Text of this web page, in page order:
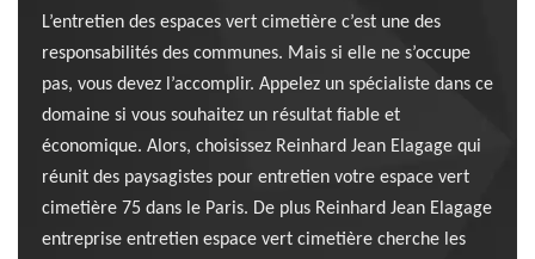
L’entretien des espaces vert cimetière c’est une des
responsabilités des communes. Mais si elle ne s’occupe
pas, vous devez l’accomplir. Appelez un spécialiste dans ce
domaine si vous souhaitez un résultat fiable et
économique. Alors, choisissez Reinhard Jean Elagage qui
réunit des paysagistes pour entretien votre espace vert
cimetière 75 dans le Paris. De plus Reinhard Jean Elagage
entreprise entretien espace vert cimetière cherche les